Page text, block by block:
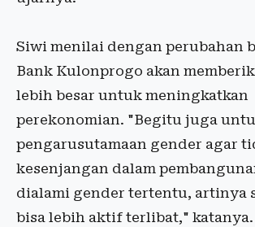
Siwi menilai dengan perubahan
Bank Kulonprogo akan
lebih besar untuk meningkatkan
perekonomian. "Begitu juga
pengarusutamaan gender agar
kesenjangan dalam
dialami gender tertentu, artinya
bisa lebih aktif terlibat," katanya.